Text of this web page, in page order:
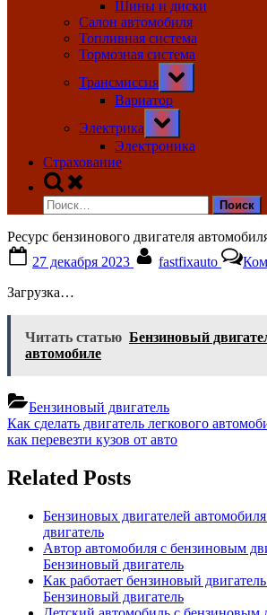
Шины и диски
Салон автомобиля
Топливная система
Тормозная система
Трансмиссия
Toggle
sub-
menu
Вариатор
Электрика
Toggle
sub-
menu
Электроника
Страхование
Toggle
search
form
Найти:
Ресурс бензинового двигателя
on
27 декабря 2023 fastfixauto
Загрузка…
Читать статью Бензиновый
автомобиле
Бензиновый двигатель
Навигация
по
записям
Previous
Post:
Как сделать двигатель легкового
Next
как перевезти кузов от авто
Related Posts
Бензиновых двигателей
двигатель
Автор автомобиля с бензиновым
Бензиновый двигатель
Как работает бензиновый
Бензиновый двигатель